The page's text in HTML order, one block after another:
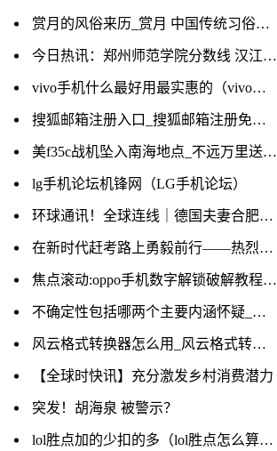
赏月的风俗来历_赏月 中国传统习俗相关内容简介介绍
今日热讯：郑州师范学院分数线 汉江师范学院分数线
vivo手机什么最好用最实惠的（vivo手机什么最好用最实惠）-世界微资讯
搜狐邮箱注册入口_搜狐邮箱注册免费注册-新动态
美f35c战机坠入南海地点_不远万里送人头_热门看点
lg手机论坛机锋网（LG手机论坛）
环球通讯！全球连线｜德国夫妻合肥安家：把家乡味道带到中国来
在新时代赶考路上勇毅前行——热烈庆祝中国共产党成立102周年 世界热闻
焦点滚动:oppo手机数字解锁破解教程_oppo手机数字密码破解
不确定性包括哪两个主要内涵怀疑_不确定性包括哪两个主要内涵
风云格式转换器怎么用_风云格式转换器
【全球时快讯】充分激发乡村消费潜力
突发！胡海泉 被警示？
lol胜点加的少扣的多（lol胜点怎么算） 天天快资讯